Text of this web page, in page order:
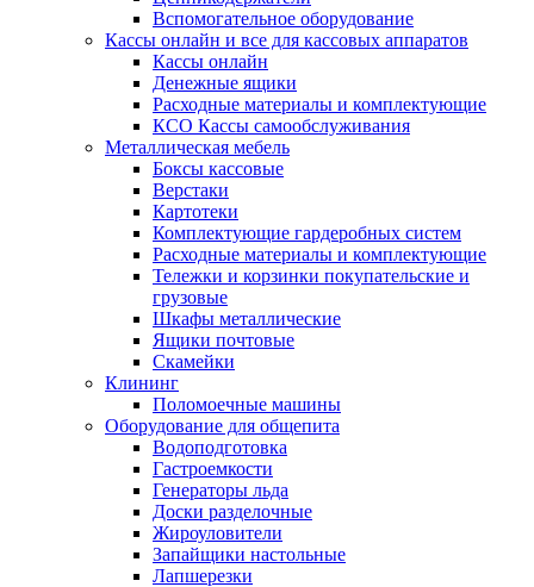
Вспомогательное оборудование
Кассы онлайн и все для кассовых аппаратов
Кассы онлайн
Денежные ящики
Расходные материалы и комплектующие
КСО Кассы самообслуживания
Металлическая мебель
Боксы кассовые
Верстаки
Картотеки
Комплектующие гардеробных систем
Расходные материалы и комплектующие
Тележки и корзинки покупательские и
грузовые
Шкафы металлические
Ящики почтовые
Скамейки
Клининг
Поломоечные машины
Оборудование для общепита
Водоподготовка
Гастроемкости
Генераторы льда
Доски разделочные
Жироуловители
Запайщики настольные
Лапшерезки